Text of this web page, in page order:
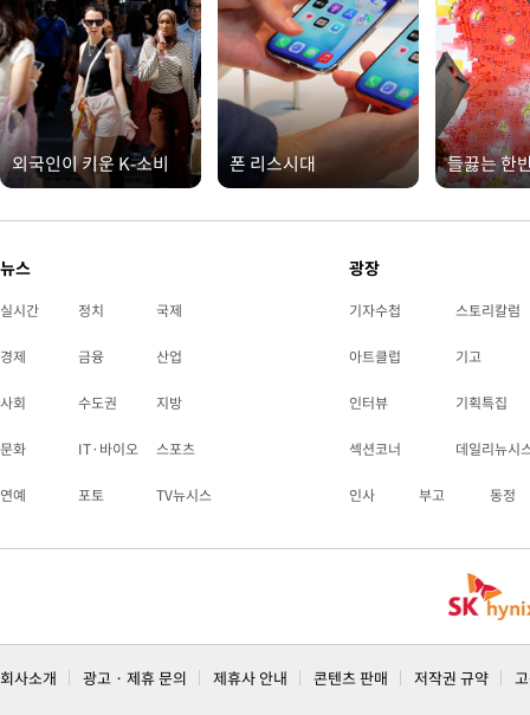
외국인이 키운 K-소비 폰 리스시대 들끓는 한
뉴스
실시간 정치 국제
경제 금융 산업
사회 수도권 지방
문화 IT·바이오 스포츠
연예 포토 TV뉴시스
광장
기자수첩 스토리칼럼
아트클럽 기고
인터뷰 기획특집
섹션코너 데일리뉴시
인사 부고 동정
회사소개 광고 · 제휴 문의 제휴사 안내 콘텐츠 판매 저작권 규약